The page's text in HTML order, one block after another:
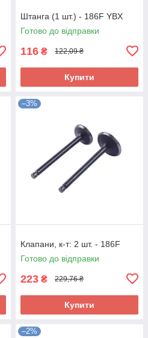
Штанга (1 шт.) - 186F YBX
Готово до відправки
116 ₴ 122,09 ₴
Купити
–3%
Клапани, к-т: 2 шт. - 186F
Готово до відправки
223 ₴ 229,76 ₴
Купити
–2%